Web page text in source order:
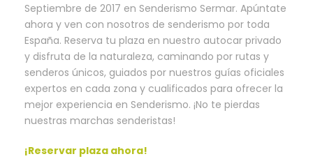
Septiembre de 2017 en Senderismo Sermar. Apúntate
ahora y ven con nosotros de senderismo por toda
España. Reserva tu plaza en nuestro autocar privado
y disfruta de la naturaleza, caminando por rutas y
senderos únicos, guiados por nuestros guías oficiales
expertos en cada zona y cualificados para ofrecer la
mejor experiencia en Senderismo. ¡No te pierdas
nuestras marchas senderistas!
¡Reservar plaza ahora!